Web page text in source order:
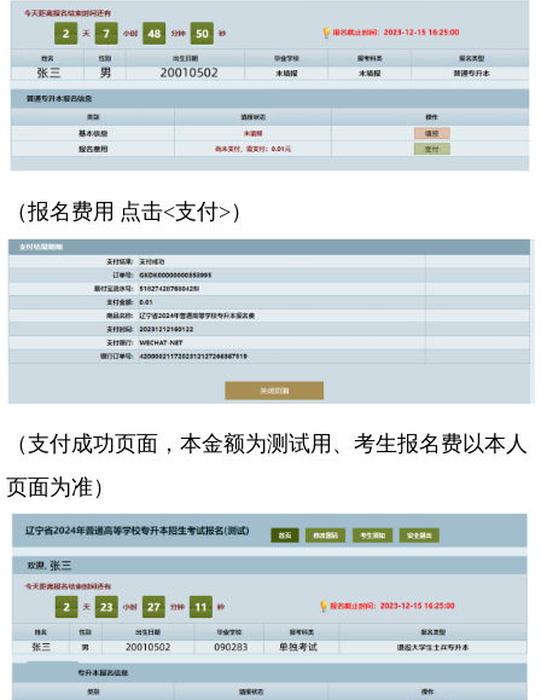
（报名费用 点击<支付>）
（支付成功页面，本金额为测试用、考生报名费以本人
页面为准）